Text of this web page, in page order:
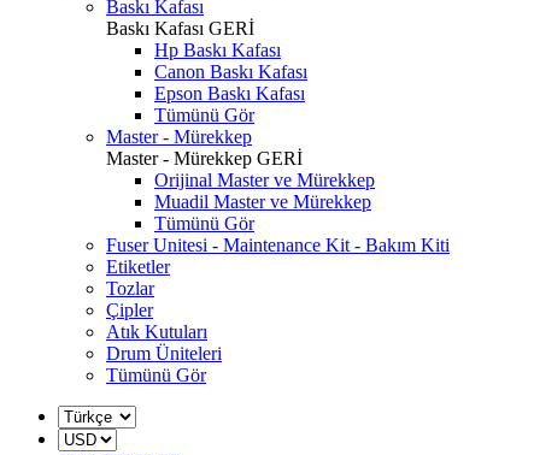
Baskı Kafası
Baskı Kafası GERİ
Hp Baskı Kafası
Canon Baskı Kafası
Epson Baskı Kafası
Tümünü Gör
Master - Mürekkep
Master - Mürekkep GERİ
Orijinal Master ve Mürekkep
Muadil Master ve Mürekkep
Tümünü Gör
Fuser Unitesi - Maintenance Kit - Bakım Kiti
Etiketler
Tozlar
Çipler
Atık Kutuları
Drum Üniteleri
Tümünü Gör